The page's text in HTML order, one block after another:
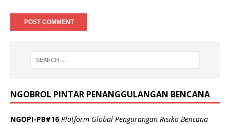
NGOBROL PINTAR PENANGGULANGAN BENCANA
NGOPI-PB#16Platform Global Pengurangan Risiko Bencana